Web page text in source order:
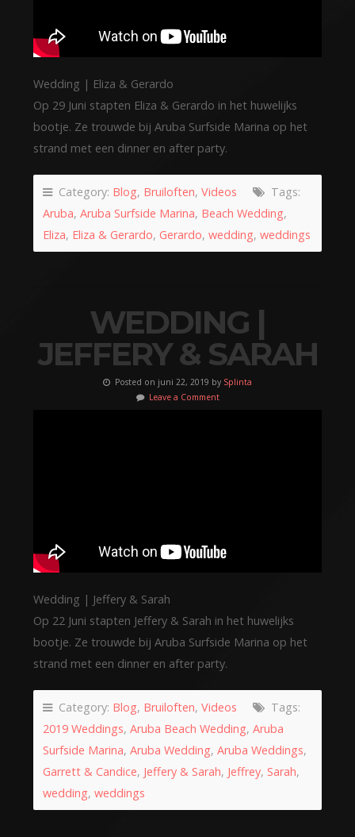
Wedding | Eliza & Gerardo
Op 29 Juni stapten Eliza & Gerardo in het huwelijks
bootje. Ze trouwde bij Aruba Surfside Marina op het
strand met een dinner en after party.
Category: Blog, Bruiloften, Videos
Tags:
Aruba, Aruba Surfside Marina, Beach Wedding,
Eliza, Eliza & Gerardo, Gerardo, wedding, weddings
WEDDING |
JEFFERY & SARAH
Posted on juni 22, 2019 by Splinta
Leave a Comment
Wedding | Jeffery & Sarah
Op 22 Juni stapten Jeffery & Sarah in het huwelijks
bootje. Ze trouwde bij Aruba Surfside Marina op het
strand met een dinner en after party.
Category: Blog, Bruiloften, Videos
Tags:
2019 Weddings, Aruba Beach Wedding, Aruba
Surfside Marina, Aruba Wedding, Aruba Weddings,
Garrett & Candice, Jeffery & Sarah, Jeffrey, Sarah,
wedding, weddings